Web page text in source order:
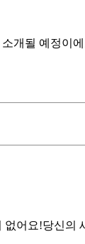
없어요!당신의
개될 예정이